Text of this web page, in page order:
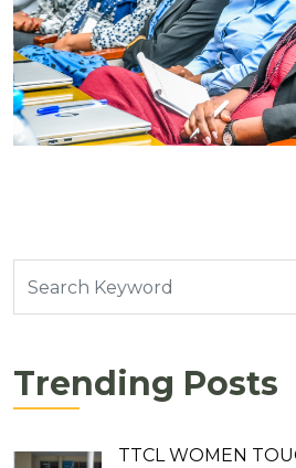
Previous
Trending Posts
TTCL WOMEN